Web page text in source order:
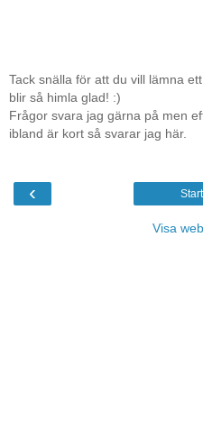
Tack snälla för att du vill lämna
blir så himla glad! :)
Frågor svara jag gärna på men
ibland är kort så svarar jag här.
‹
Visa